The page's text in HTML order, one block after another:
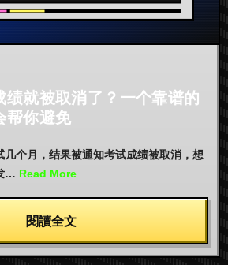
绩就被取消了？一个靠谱的
帮你避免
个月，结果被通知考试成绩被取消，想
… Read More
閱讀全文